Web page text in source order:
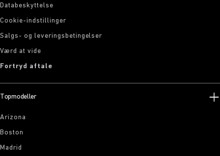
Databeskyttelse
Cookie-indstillinger
Salgs- og leveringsbetingelser
Værd at vide
Fortryd aftale
Topmodeller
Arizona
Boston
Madrid